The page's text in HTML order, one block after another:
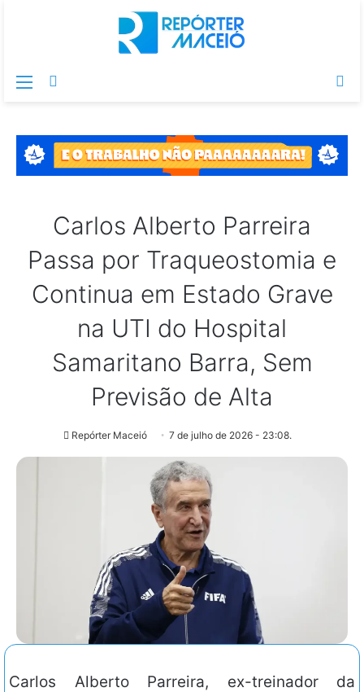
Menu
Carlos Alberto Parreira
Passa por Traqueostomia e
Continua em Estado Grave
na UTI do Hospital
Samaritano Barra, Sem
Previsão de Alta
Repórter Maceió 7 de julho de 2026 - 23:08.
Carlos Alberto Parreira, ex-treinador da